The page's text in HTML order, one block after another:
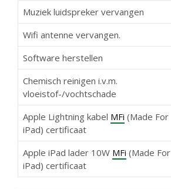
Muziek luidspreker vervangen
Wifi antenne vervangen.
Software herstellen
Chemisch reinigen i.v.m.
vloeistof-/vochtschade
Apple Lightning kabel MFi (Made For
iPad) certificaat
Apple iPad lader 10W MFi (Made For
iPad) certificaat